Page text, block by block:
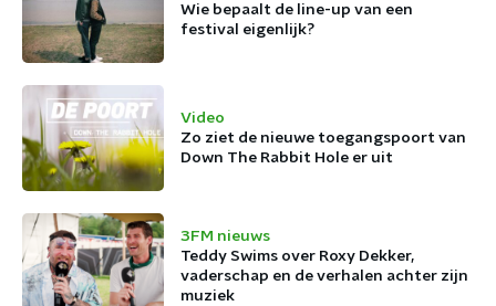
Wie bepaalt de line-up van een
festival eigenlijk?
Video
Zo ziet de nieuwe toegangspoort van
Down The Rabbit Hole er uit
3FM nieuws
Teddy Swims over Roxy Dekker,
vaderschap en de verhalen achter zijn
muziek